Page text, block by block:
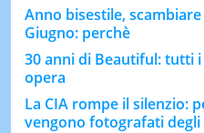
Anno bisestile,
Giugno: perchè
30 anni di Beautiful: tutti
opera
La CIA rompe il silenzio:
vengono fotografati degli